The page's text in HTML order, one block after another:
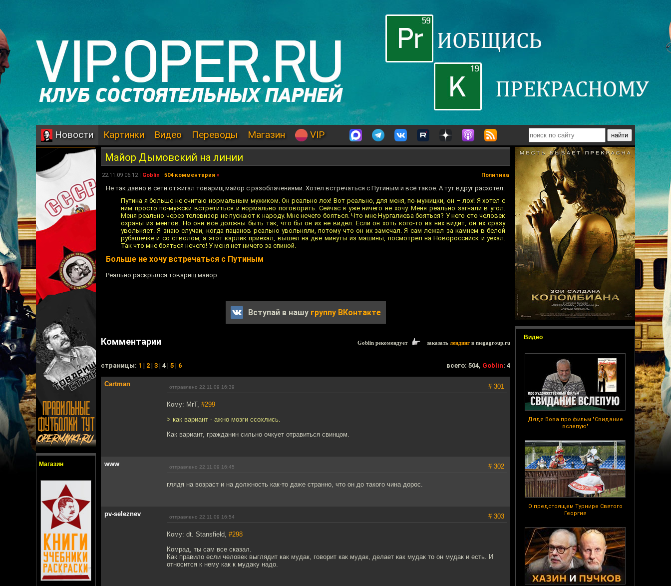
Новости Картинки Видео Переводы Магазин VIP
Магазин
Видео
Дядя Вова про фильм "Свидание
вслепую"
О предстоящем Турнире Святого
Георгия
Майор Дымовский на линии
22.11.09 06:12 | Goblin | 504 комментария » Политика
Не так давно в сети отжигал товарищ майор с разоблачениями. Хотел встречаться с Путиным и всё такое. А тут вдруг расхотел:
Путина я больше не считаю нормальным мужиком. Он реально лох! Вот реально, для меня, по-мужицки, он – лох! Я хотел с
ним просто по-мужски встретиться и нормально поговорить. Сейчас я уже ничего не хочу. Меня реально загнали в угол.
Меня реально через телевизор не пускают к народу. Мне нечего бояться. Что мне Нургалиева бояться? У него сто человек
охраны из ментов. Но они все должны быть так, что бы он их не видел. Если он хоть кого-то из них видит, он их сразу
увольняет. Я знаю случаи, когда пацанов реально увольняли, потому что он их замечал. Я сам лежал за камнем в белой
рубашечке и со стволом, а этот карлик приехал, вышел на две минуты из машины, посмотрел на Новороссийск и уехал.
Так что мне бояться нечего! У меня нет ничего за спиной.
Больше не хочу встречаться с Путиным
Реально раскрылся товарищ майор.
Вступай в нашу группу ВКонтакте
Комментарии Goblin рекомендует заказать лендинг в megagroup.ru
cтраницы: 1 | 2 | 3 | 4 | 5 | 6 всего: 504, Goblin: 4
Cartman отправлено 22.11.09 16:39 # 301
Кому: MrT, #299
> как вариант - ажно мозги ссохлись.
Как вариант, гражданин сильно очкует отравиться свинцом.
www отправлено 22.11.09 16:45 # 302
глядя на возраст и на должность как-то даже странно, что он до такого чина дорос.
pv-seleznev отправлено 22.11.09 16:54 # 303
Кому: dt. Stansfield, #298
Комрад, ты сам все сказал.
Как правило если человек выглядит как мудак, говорит как мудак, делает как мудак то он мудак и есть. И
относится к нему как к мудаку надо.